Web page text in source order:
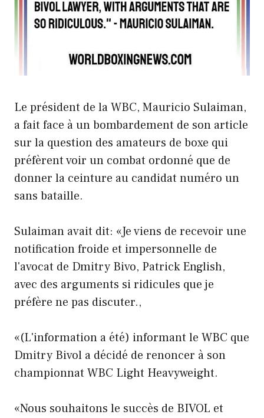
Le président de la WBC, Mauricio Sulaiman,
a fait face à un bombardement de son article
sur la question des amateurs de boxe qui
préfèrent voir un combat ordonné que de
donner la ceinture au candidat numéro un
sans bataille.
Sulaiman avait dit: «Je viens de recevoir une
notification froide et impersonnelle de
l'avocat de Dmitry Bivo, Patrick English,
avec des arguments si ridicules que je
préfère ne pas discuter.,
«(L'information a été) informant le WBC que
Dmitry Bivol a décidé de renoncer à son
championnat WBC Light Heavyweight.
«Nous souhaitons le succès de BIVOL et